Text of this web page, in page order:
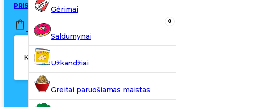
PRISIJUNGTI / REGISTRUOTIS
0,00€
Krepšelyje nėra produktų.
0
Gėrimai
Saldumynai
Užkandžiai
Greitai paruošiamas maistas